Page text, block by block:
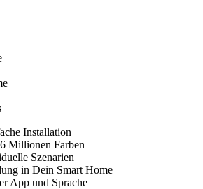
Installation
Millionen Farben
Szenarien
in Dein Smart Home
App und Sprache